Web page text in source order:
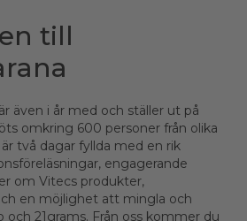
till
även i år med och ställer ut på
omkring 600 personer från olika
två dagar fyllda med en rik
engagerande
om Vitecs produkter,
en möjlighet att mingla och
och 21grams. Från oss kommer du